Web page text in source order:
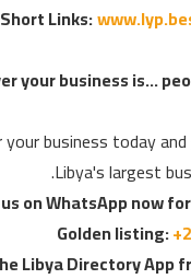
Links:
your business is...
business today
Libya's largest
on WhatsApp now
Golden listing:
Libya Directory App
Gomez للملابس النسائية
إزالة التعليقات غير